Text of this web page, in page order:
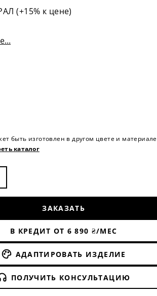
(+15% к цене)
быть изготовлен в другом цвете и материале
каталог
ЗАКАЗАТЬ
В КРЕДИТ ОТ 6 890 ₴/МЕС
АДАПТИРОВАТЬ ИЗДЕЛИЕ
ПОЛУЧИТЬ КОНСУЛЬТАЦИЮ